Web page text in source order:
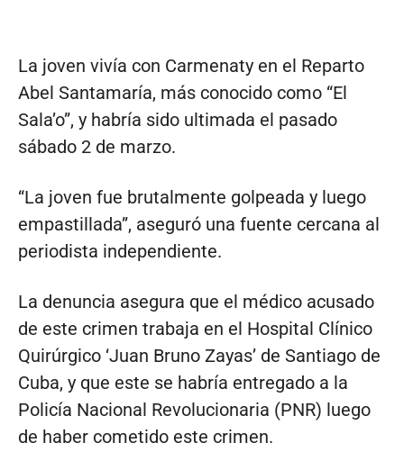
La joven vivía con Carmenaty en el Reparto
Abel Santamaría, más conocido como “El
Sala’o”, y habría sido ultimada el pasado
sábado 2 de marzo.
“La joven fue brutalmente golpeada y luego
empastillada”, aseguró una fuente cercana al
periodista independiente.
La denuncia asegura que el médico acusado
de este crimen trabaja en el Hospital Clínico
Quirúrgico ‘Juan Bruno Zayas’ de Santiago de
Cuba, y que este se habría entregado a la
Policía Nacional Revolucionaria (PNR) luego
de haber cometido este crimen.